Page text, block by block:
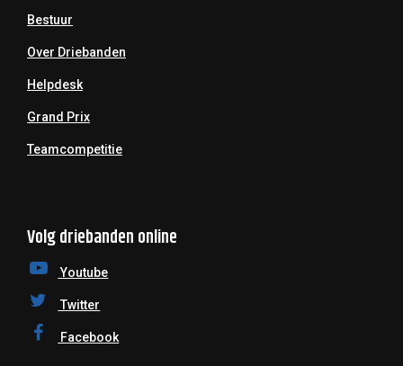
Bestuur
Over Driebanden
Helpdesk
Grand Prix
Teamcompetitie
Volg driebanden online
Youtube
Twitter
Facebook